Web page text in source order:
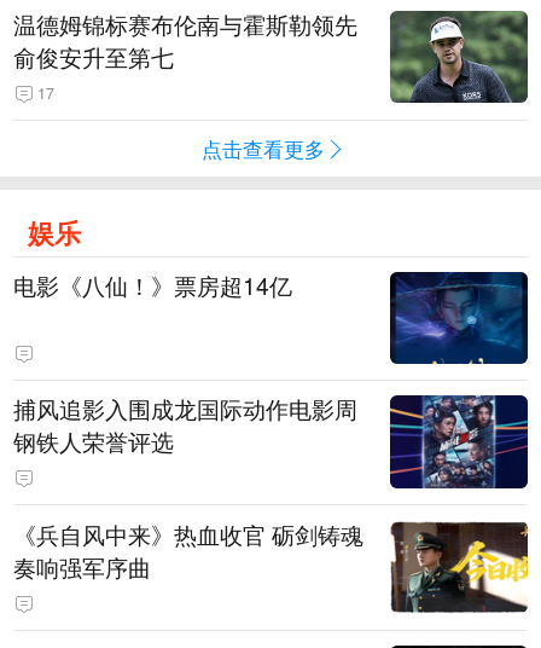
温德姆锦标赛布伦南与霍斯勒领先
俞俊安升至第七
17
点击查看更多
娱乐
电影《八仙！》票房超14亿
捕风追影入围成龙国际动作电影周
钢铁人荣誉评选
《兵自风中来》热血收官 砺剑铸魂
奏响强军序曲